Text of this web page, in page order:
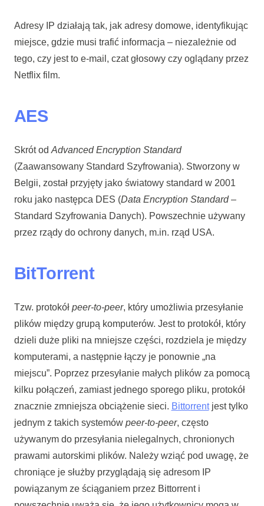
Adresy IP działają tak, jak adresy domowe, identyfikując
miejsce, gdzie musi trafić informacja – niezależnie od
tego, czy jest to e-mail, czat głosowy czy oglądany przez
Netflix film.
AES
Skrót od Advanced Encryption Standard
(Zaawansowany Standard Szyfrowania). Stworzony w
Belgii, został przyjęty jako światowy standard w 2001
roku jako następca DES (Data Encryption Standard–
Standard Szyfrowania Danych). Powszechnie używany
przez rządy do ochrony danych, m.in. rząd USA.
BitTorrent
Tzw. protokół peer-to-peer, który umożliwia przesyłanie
plików między grupą komputerów. Jest to protokół, który
dzieli duże pliki na mniejsze części, rozdziela je między
komputerami, a następnie łączy je ponownie „na
miejscu”. Poprzez przesyłanie małych plików za pomocą
kilku połączeń, zamiast jednego sporego pliku, protokół
znacznie zmniejsza obciążenie sieci. Bittorrentjest tylko
jednym z takich systemów peer-to-peer, często
używanym do przesyłania nielegalnych, chronionych
prawami autorskimi plików. Należy wziąć pod uwagę, że
chroniące je służby przyglądają się adresom IP
powiązanym ze ściąganiem przez Bittorrent i